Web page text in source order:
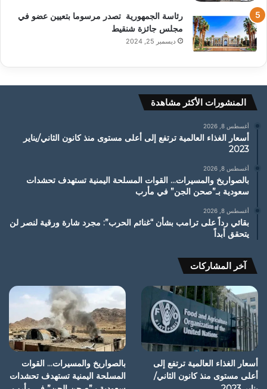
رئاسة الجمهورية تصدر مرسوما بتعيين عضو في
مجلس جائزة شنقيط
ديسمبر 25, 2024
المنشورات الأكثر مشاهدة
أغسطس 8, 2026
أسعار الغذاء العالمية ترتفع إلى أعلى مستوى منذ كانون الثاني/يناير
2023
أغسطس 8, 2026
بالصواريخ والمسيرات… القوات المسلحة اليمنية تستهدف تحشدات
سعودية بـ”صحن الجن” في مأرب
أغسطس 8, 2026
بقائي رداً على ترامب بشأن “غنائم الحرب”: مجرد شارة ورقية لنصر لن
يتحقق أبداً
آخر المشاركات
أسعار الغذاء العالمية ترتفع إلى
أعلى مستوى منذ كانون الثاني/
بالصواريخ والمسيرات… القوات
المسلحة اليمنية تستهدف تحشدات